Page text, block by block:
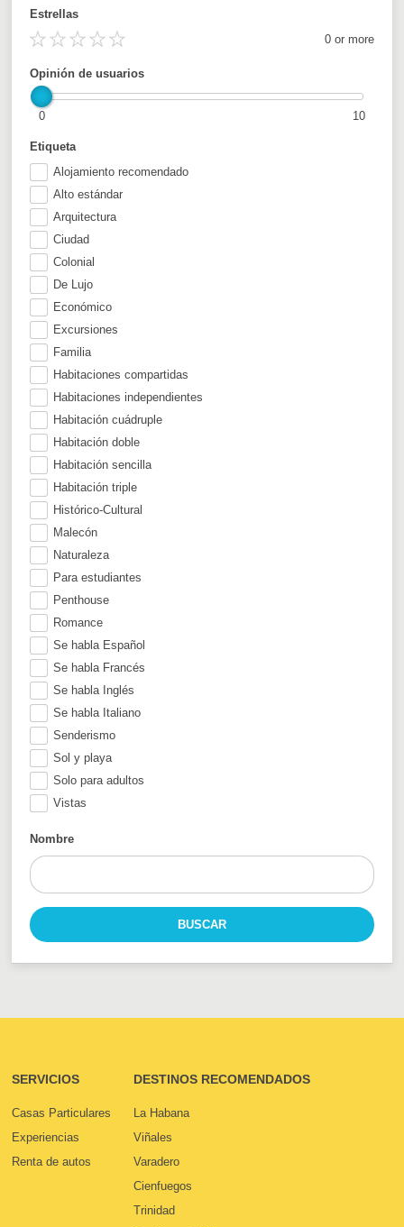
Etiqueta
Alojamiento recomendado
Alto estándar
Arquitectura
Ciudad
Colonial
De Lujo
Económico
Excursiones
Familia
Habitaciones compartidas
Habitaciones independientes
Habitación cuádruple
Habitación doble
Habitación sencilla
Habitación triple
Histórico-Cultural
Malecón
Naturaleza
Para estudiantes
Penthouse
Romance
Se habla Español
Se habla Francés
Se habla Inglés
Se habla Italiano
Senderismo
Sol y playa
Solo para adultos
Vistas
Nombre
Estrellas
0 or more
Opinión de usuarios
0 10
SERVICIOS
Casas Particulares
Experiencias
Renta de autos
DESTINOS RECOMENDADOS
La Habana
Viñales
Varadero
Cienfuegos
Trinidad